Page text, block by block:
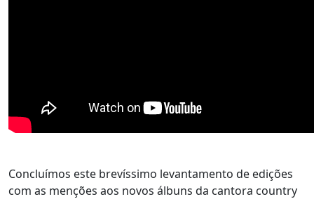
Concluímos este brevíssimo levantamento de edições
com as menções aos novos álbuns da cantora country